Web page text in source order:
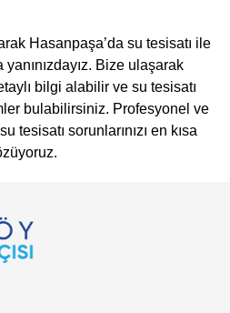
Hasanpaşa’da su tesisatı ile
Bize ulaşarak
bilgi alabilir ve su tesisatı
bulabilirsiniz. Profesyonel ve
tesisatı sorunlarınızı en kısa